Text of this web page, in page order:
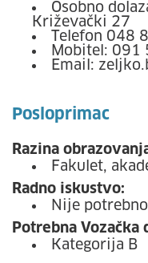
Osobno
Križevački 27
Telefon 048
Mobitel: 091
Email:
Posloprimac
Razina
Fakulet,
Radno iskustvo:
Nije potrebno
Potrebna Vozačka
Kategorija B